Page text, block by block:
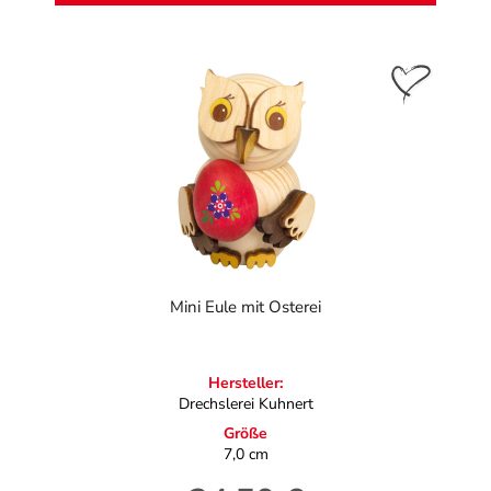
Mini Eule mit Osterei
Hersteller:
Drechslerei Kuhnert
Größe
7,0 cm